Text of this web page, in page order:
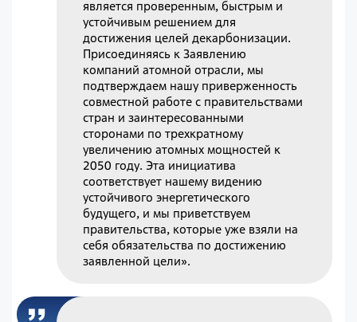
является проверенным, быстрым и
устойчивым решением для
достижения целей декарбонизации.
Присоединяясь к Заявлению
компаний атомной отрасли, мы
подтверждаем нашу приверженность
совместной работе с правительствами
стран и заинтересованными
сторонами по трехкратному
увеличению атомных мощностей к
2050 году. Эта инициатива
соответствует нашему видению
устойчивого энергетического
будущего, и мы приветствуем
правительства, которые уже взяли на
себя обязательства по достижению
заявленной цели».